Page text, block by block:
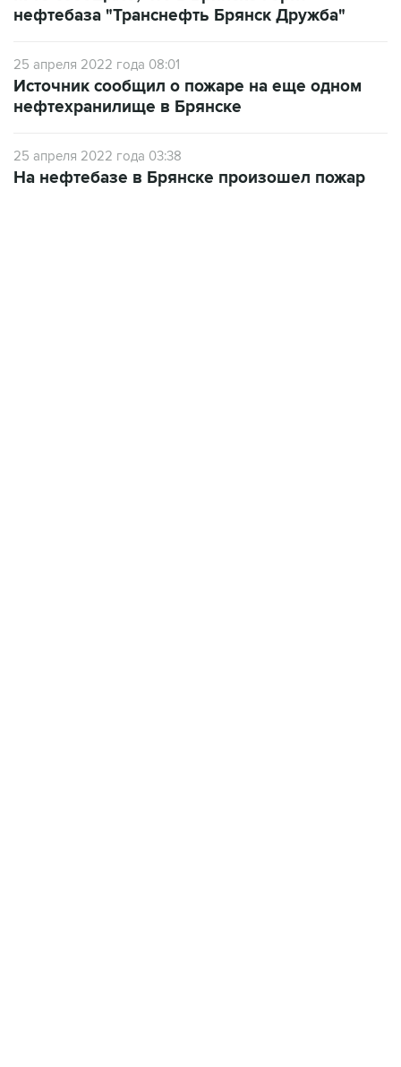
нефтебаза "Транснефть Брянск Дружба"
25 апреля 2022 года 08:01
Источник сообщил о пожаре на еще одном
нефтехранилище в Брянске
25 апреля 2022 года 03:38
На нефтебазе в Брянске произошел пожар